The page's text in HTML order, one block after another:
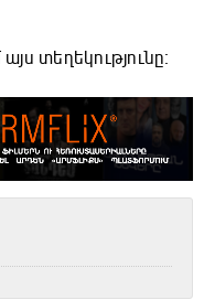
տեղեկությունը։